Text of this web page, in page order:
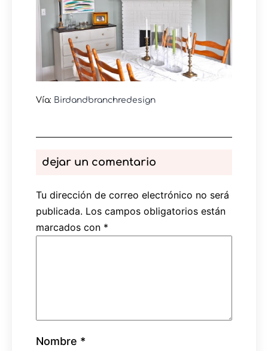
Vía: Birdandbranchredesign
dejar un comentario
Tu dirección de correo electrónico no será
publicada. Los campos obligatorios están
marcados con *
Nombre *